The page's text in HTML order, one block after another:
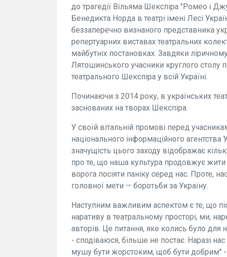
до трагедії Вільяма Шекспіра "Ромео і
Бенедикта Норда в театрі імені Лесі
беззаперечно визнаного представника
репертуарних виставах театральних
майбутніх постановках. Завдяки
Лятошинського учасники круглого
театрального Шекспіра у всій Україні.
Починаючи з 2014 року, в українських
заснованих на творах Шекспіра.
У своїй вітальній промові перед
національного інформаційного
значущість цього заходу відображає
про те, що наша культура продовжує
ворога посіяти паніку серед нас. Проте,
головної мети — боротьби за Україну.
Наступним важливим аспектом є те, що
наративу в театральному просторі, ми,
авторів. Це питання, яке колись було для
- сподіваюся, більше не постає. Наразі
мушу бути жорстоким, щоб бути добрим" -